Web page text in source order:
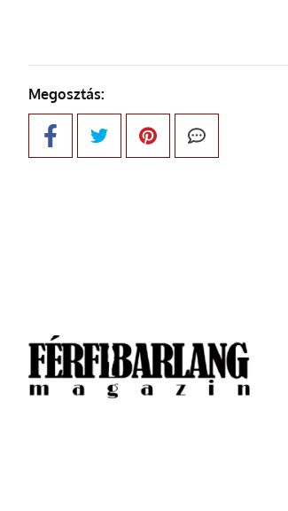
Megosztás: